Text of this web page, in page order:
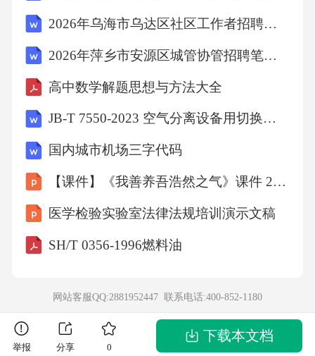
2026年乌海市乌达区社区工作者招聘考试备考试题及答案解析
2026年萍乡市安源区城管协管招聘笔试备考题库及答案解析
高中数学解题思想与方法大全
JB-T 7550-2023 空气分离设备用切换蝶阀
国内城市机场三字代码
【课件】《我善养吾浩然之气》课件 2022-2023学年人教版高中语文选修《先秦诸子选读》
医学检验实验室法律法规培训演示文稿
SH/T 0356-1996燃料油
网站客服QQ:2881952447 联系电话:400-852-1180
举报 分享 0
下载本文档